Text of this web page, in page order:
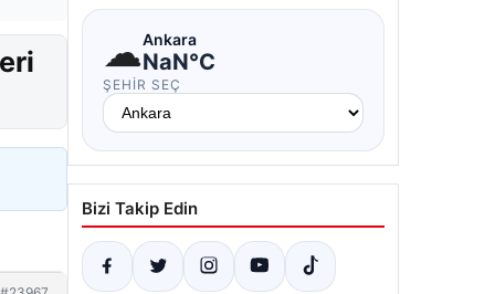
☁Ankara
NaN°C
ŞEHIR SEÇ
Bizi Takip Edin